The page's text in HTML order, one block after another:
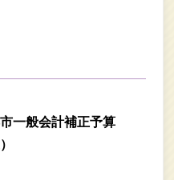
一般会計補正予算